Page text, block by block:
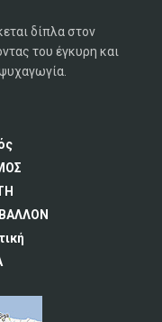
δίπλα στον
του έγκυρη και